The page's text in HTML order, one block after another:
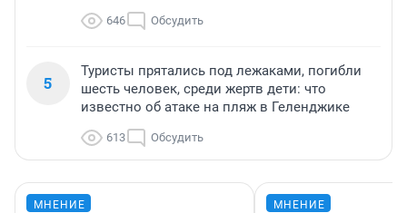
646 Обсудить
5
Туристы прятались под лежаками, погибли
шесть человек, среди жертв дети: что
известно об атаке на пляж в Геленджике
613 Обсудить
МНЕНИЕ МНЕНИЕ